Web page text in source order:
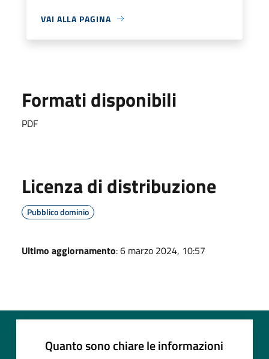
VAI ALLA PAGINA
Formati disponibili
PDF
Licenza di distribuzione
Pubblico dominio
Ultimo aggiornamento: 6 marzo 2024, 10:57
Quanto sono chiare le informazioni